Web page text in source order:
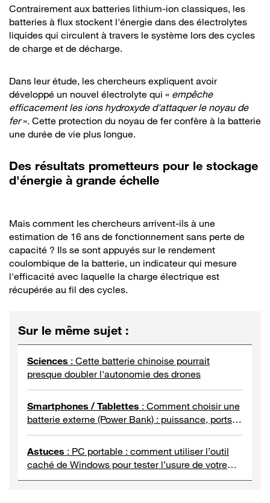
Contrairement aux batteries lithium-ion classiques, les
batteries à flux stockent l'énergie dans des électrolytes
liquides qui circulent à travers le système lors des cycles
de charge et de décharge.
Dans leur étude, les chercheurs expliquent avoir
développé un nouvel électrolyte qui « empêche
efficacement les ions hydroxyde d'attaquer le noyau de
fer». Cette protection du noyau de fer confère à la batterie
une durée de vie plus longue.
Des résultats prometteurs pour le stockage
d'énergie à grande échelle
Mais comment les chercheurs arrivent-ils à une
estimation de 16 ans de fonctionnement sans perte de
capacité ? Ils se sont appuyés sur le rendement
coulombique de la batterie, un indicateur qui mesure
l'efficacité avec laquelle la charge électrique est
récupérée au fil des cycles.
Sur le même sujet :
Sciences : Cette batterie chinoise pourrait
presque doubler l'autonomie des drones
Smartphones / Tablettes : Comment choisir une
batterie externe (Power Bank) : puissance, ports et
normes de charge ?
Astuces : PC portable : comment utiliser l’outil
caché de Windows pour tester l’usure de votre
batterie